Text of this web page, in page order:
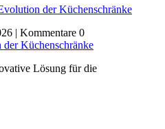
| Kommentare 0
Küchenschränke
Lösung für die